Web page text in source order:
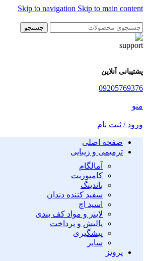
Skip to navigation Skip to main content
جستجو
پشتیبانی آنلاین
09205769376
منو
ورود / ثبت نام
صفحه اصلی
ترمیمی و زیبایی
آمالگام
کامپوزیت
باندینگ
سفید کننده دندان
اسید اچ
لاینر و مواد کف بندی
پالیش و پرداخت
پیشگیری
سایر
پروتز